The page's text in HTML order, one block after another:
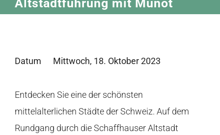
Altstadtführung mit Munot
Datum Mittwoch, 18. Oktober 2023
Entdecken Sie eine der schönsten
mittelalterlichen Städte der Schweiz. Auf dem
Rundgang durch die Schaffhauser Altstadt